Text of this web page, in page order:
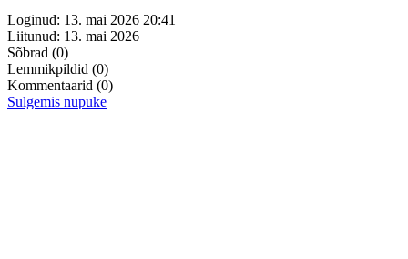
Loginud: 13. mai 2026 20:41
Liitunud: 13. mai 2026
Sõbrad (0)
Lemmikpildid (0)
Kommentaarid (0)
Sulgemis nupuke